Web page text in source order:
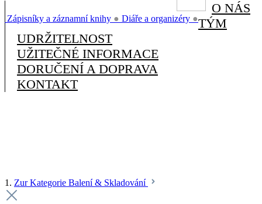
Zápisníky a záznamní knihy ● Diáře a organizéry ●
O NÁS
TÝM
UDRŽITELNOST
UŽITEČNÉ INFORMACE
DORUČENÍ A DOPRAVA
KONTAKT
1. Zur Kategorie Balení & Skladování